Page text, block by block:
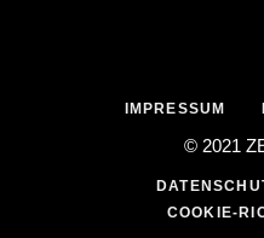
IMPRESSUM
© 2021
COOKIE-